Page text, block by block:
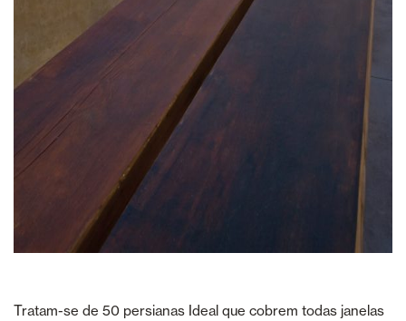
Tratam-se de 50 persianas Ideal que cobrem todas janelas